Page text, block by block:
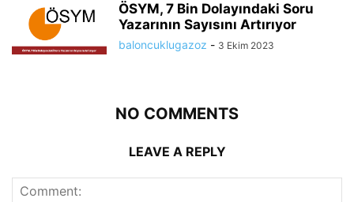
ÖSYM, 7 Bin Dolayındaki Soru
Yazarının Sayısını Artırıyor
baloncuklugazoz - 3 Ekim 2023
NO COMMENTS
LEAVE A REPLY